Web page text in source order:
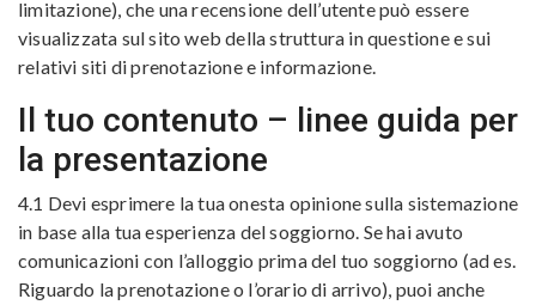
limitazione), che una recensione dell’utente può essere
visualizzata sul sito web della struttura in questione e sui
relativi siti di prenotazione e informazione.
Il tuo contenuto – linee guida per
la presentazione
4.1 Devi esprimere la tua onesta opinione sulla sistemazione
in base alla tua esperienza del soggiorno. Se hai avuto
comunicazioni con l’alloggio prima del tuo soggiorno (ad es.
Riguardo la prenotazione o l’orario di arrivo), puoi anche